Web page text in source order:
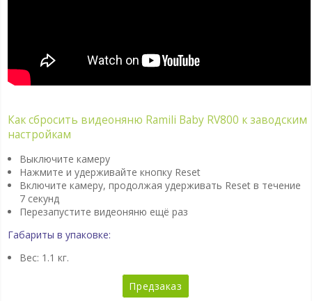
Как сбросить видеоняню Ramili Baby RV800 к заводским
настройкам
Выключите камеру
Нажмите и удерживайте кнопку Reset
Включите камеру, продолжая удерживать Reset в течение
7 секунд
Перезапустите видеоняню ещё раз
Габариты в упаковке:
Вес: 1.1 кг.
Предзаказ